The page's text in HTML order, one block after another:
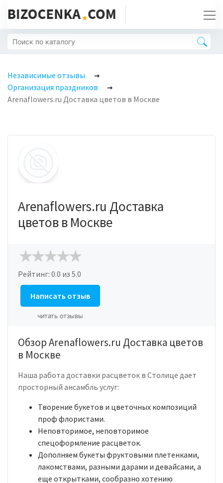
Независимые отзывы
Организация праздников
Arenaflowers.ru Доставка цветов в Москве
Arenaflowers.ru Доставка
цветов в Москве
Рейтинг: 0.0 из 5.0
Написать отзыв
читать отзывы
Обзор Arenaflowers.ru Доставка цветов
в Москве
Наша работа доставки расцветок в Столице дает
просторный ансамбль услуг:
Творение букетов и цветочных композиций
проф флористами.
Неповторимое, неповторимое
спецоформление расцветок.
Дополняем букеты фруктовыми плетенками,
лакомствами, разными дарами и девайсами, а
еще открытками, сообразно хотению